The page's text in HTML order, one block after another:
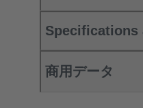
Specifications
商用データ